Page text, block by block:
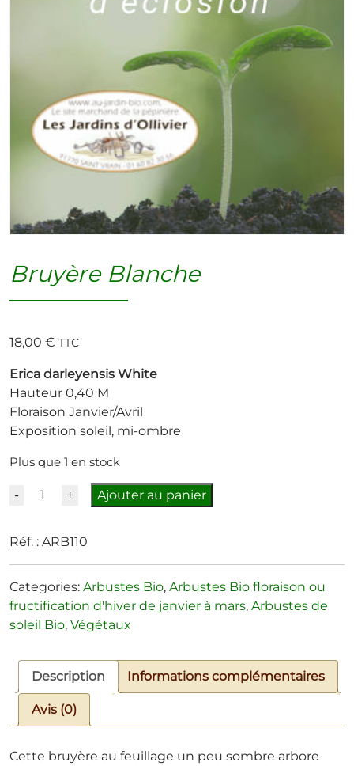
Bruyère Blanche
18,00 € TTC
Erica darleyensis White
Hauteur 0,40 M
Floraison Janvier/Avril
Exposition soleil, mi-ombre
Plus que 1 en stock
Quantité Ajouter au panier
Réf. : ARB110
Categories: Arbustes Bio, Arbustes Bio floraison ou
fructification d'hiver de janvier à mars, Arbustes de
soleil Bio, Végétaux
Description Informations complémentaires
Avis (0)
Cette bruyère au feuillage un peu sombre arbore